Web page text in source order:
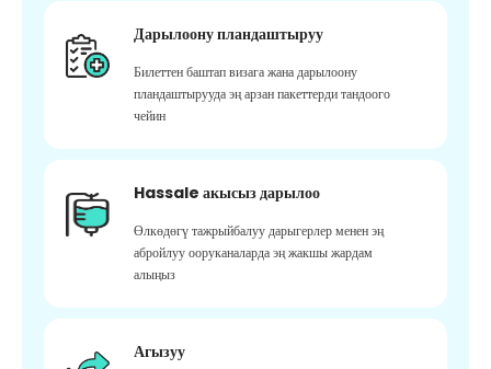
Дарылоону пландаштыруу
Билеттен баштап визага жана дарылоону
пландаштырууда эң арзан пакеттерди тандоого
чейин
Hassale акысыз дарылоо
Өлкөдөгү тажрыйбалуу дарыгерлер менен эң
абройлуу ооруканаларда эң жакшы жардам
алыңыз
Агызуу